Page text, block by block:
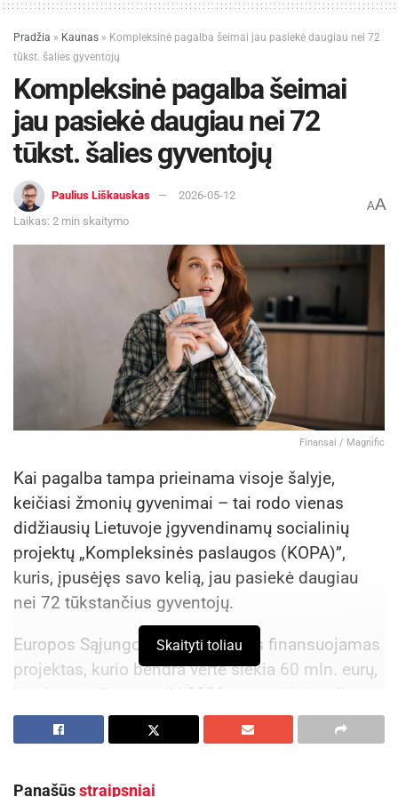
Pradžia » Kaunas » Kompleksinė pagalba šeimai jau pasiekė daugiau nei 72
tūkst. šalies gyventojų
Kompleksinė pagalba šeimai
jau pasiekė daugiau nei 72
tūkst. šalies gyventojų
Paulius Liškauskas
2026-05-12
Laikas: 2 min skaitymo
AA
Finansai / Magnific
Kai pagalba tampa prieinama visoje šalyje,
keičiasi žmonių gyvenimai – tai rodo vienas
didžiausių Lietuvoje įgyvendinamų socialinių
projektų „Kompleksinės paslaugos (KOPA)”,
kuris, įpusėjęs savo kelią, jau pasiekė daugiau
nei 72 tūkstančius gyventojų.
Europos Sąjungos fondų lėšomis finansuojamas
projektas, kurio bendra vertė siekia 60 mln. eurų,
bus įgyvendinamas iki 2029 metų vidurio.
Jis
skirtas stiprinti prevencinę psichosocialinę
pagalbą šeimoms ir asmenims visoje Lietuvoje.
„Kompleksinės paslaugos šeimai yra
Skaityti toliau
Panašūsstraipsniai